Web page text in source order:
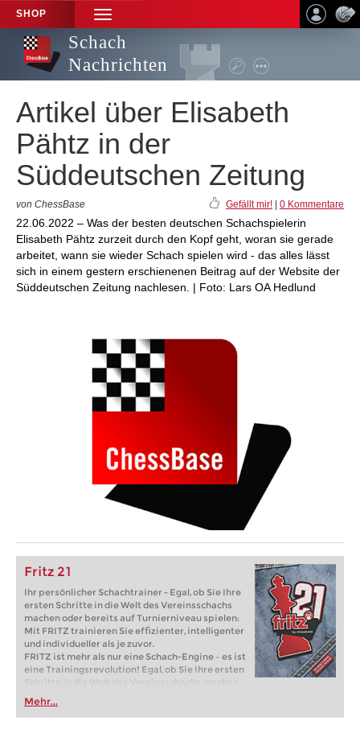
SHOP
TOGGLE
NAVIGATION
Schach
Nachrichten
Artikel über Elisabeth
Pähtz in der
Süddeutschen Zeitung
von ChessBase Gefällt mir! 0 Kommentare
22.06.2022 – Was der besten deutschen Schachspielerin
Elisabeth Pähtz zurzeit durch den Kopf geht, woran sie gerade
arbeitet, wann sie wieder Schach spielen wird - das alles lässt
sich in einem gestern erschienenen Beitrag auf der Website der
Süddeutschen Zeitung nachlesen. | Foto: Lars OA Hedlund
Fritz 21
Ihr persönlicher Schachtrainer - Egal, ob Sie Ihre
ersten Schritte in die Welt des Vereinsschachs
machen oder bereits auf Turnierniveau spielen:
Mit FRITZ trainieren Sie effizienter, intelligenter
und individueller als je zuvor.
FRITZ ist mehr als nur eine Schach-Engine – es ist
eine Trainingsrevolution! Egal, ob Sie Ihre ersten
Schritte in die Welt des Vereinsschachs machen
oder bereits auf Turnierniveau spielen: Mit
FRITZ trainieren Sie effizienter, intelligenter und
individueller als je zuvor.
Mehr...